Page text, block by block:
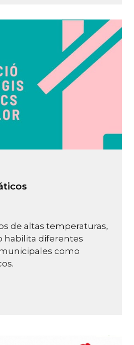
de altas temperaturas,
habilita diferentes
como